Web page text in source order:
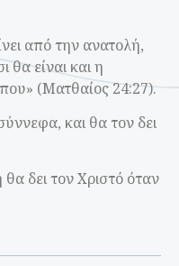
από την ανατολή,
θα είναι και η
(Ματθαίος 24:27).
και θα τον δει
δει τον Χριστό όταν